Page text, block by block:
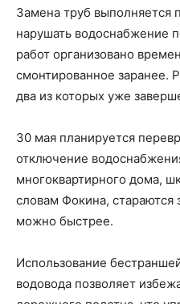
Замена труб выполняется
нарушать водоснабжение
работ организовано
смонтированное заранее.
два из которых уже
30 мая планируется
отключение
многоквартирного дома,
словам Фокина, стараются
можно быстрее.
Использование
водовода позволяет